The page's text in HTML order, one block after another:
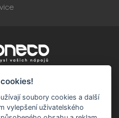
soubory cookies a další
vylepšení uživatelského